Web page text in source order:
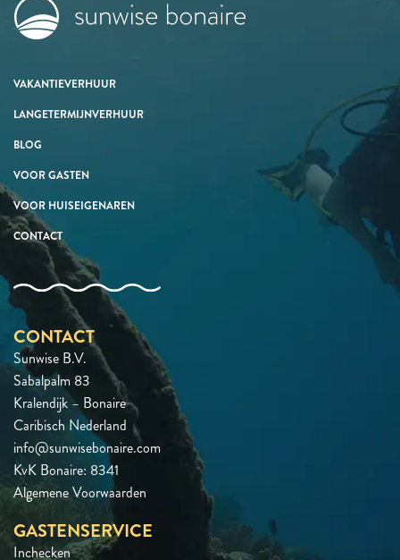
VAKANTIEVERHUUR
LANGETERMIJNVERHUUR
BLOG
VOOR GASTEN
VOOR HUISEIGENAREN
CONTACT
CONTACT
Sunwise B.V.
Sabalpalm 83
Kralendijk – Bonaire
Caribisch Nederland
info@sunwisebonaire.com
KvK Bonaire: 8341
Algemene Voorwaarden
GASTENSERVICE
Inchecken